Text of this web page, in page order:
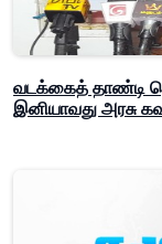
வடக்கைத் தாண்டி
இனியாவது அரசு